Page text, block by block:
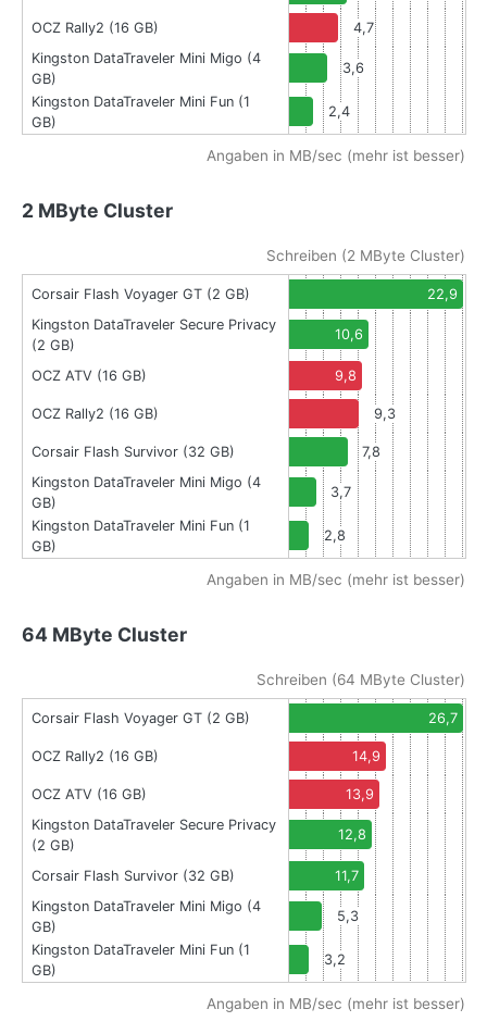
OCZ Rally2 (16 GB)
4,7
Kingston DataTraveler Mini Migo (4
GB)
3,6
Kingston DataTraveler Mini Fun (1
GB)
2,4
Angaben in MB/sec (mehr ist besser)
2 MByte Cluster
Schreiben (2 MByte Cluster)
Corsair Flash Voyager GT (2 GB)
22,9
Kingston DataTraveler Secure Privacy
(2 GB)
10,6
OCZ ATV (16 GB) 9,8
OCZ Rally2 (16 GB) 9,3
Corsair Flash Survivor (32 GB)
7,8
Kingston DataTraveler Mini Migo (4
GB)
3,7
Kingston DataTraveler Mini Fun (1
GB)
2,8
Angaben in MB/sec (mehr ist besser)
64 MByte Cluster
Schreiben (64 MByte Cluster)
Corsair Flash Voyager GT (2 GB) 26,7
OCZ Rally2 (16 GB) 14,9
OCZ ATV (16 GB)
13,9
Kingston DataTraveler Secure Privacy
(2 GB)
12,8
Corsair Flash Survivor (32 GB)
11,7
Kingston DataTraveler Mini Migo (4
GB)
5,3
Kingston DataTraveler Mini Fun (1
GB)
3,2
Angaben in MB/sec (mehr ist besser)